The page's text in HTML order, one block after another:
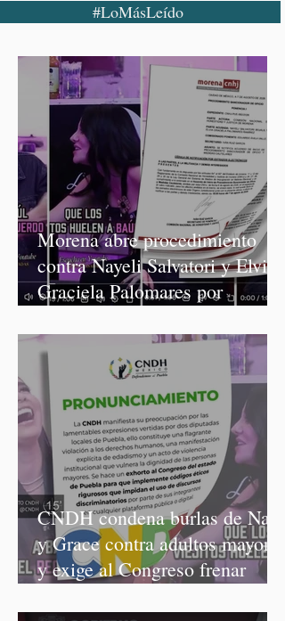
#LoMásLeído
Morena abre procedimiento
contra Nayeli Salvatori y Elvia
Graciela Palomares por
CNDH condena burlas de Nay
y Grace contra adultos mayores
y exige al Congreso frenar